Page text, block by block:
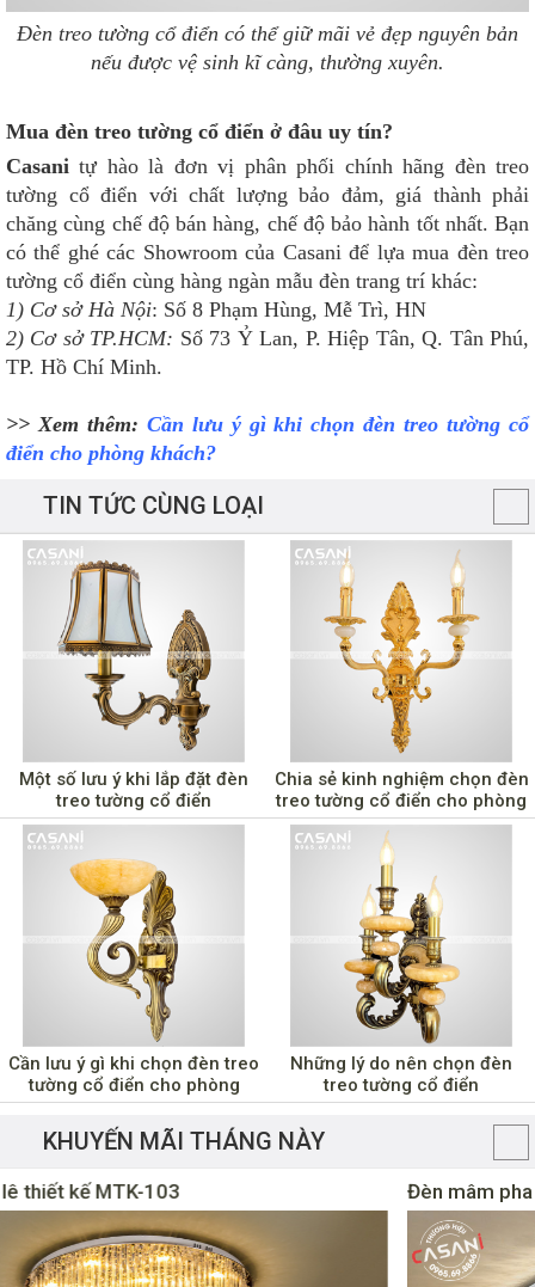
Đèn treo tường cổ điển có thể giữ mãi vẻ đẹp nguyên bản
nếu được vệ sinh kĩ càng, thường xuyên.
Mua đèn treo tường cổ điển ở đâu uy tín?
Casani tự hào là đơn vị phân phối chính hãng đèn treo
tường cổ điển với chất lượng bảo đảm, giá thành phải
chăng cùng chế độ bán hàng, chế độ bảo hành tốt nhất. Bạn
có thể ghé các Showroom của Casani để lựa mua đèn treo
tường cổ điển cùng hàng ngàn mẫu đèn trang trí khác:
1) Cơ sở Hà Nội: Số 8 Phạm Hùng, Mễ Trì, HN
2) Cơ sở TP.HCM: Số 73 Ỷ Lan, P. Hiệp Tân, Q. Tân Phú,
TP. Hồ Chí Minh.
>> Xem thêm: Cần lưu ý gì khi chọn đèn treo tường cổ
điển cho phòng khách?
TIN TỨC CÙNG LOẠI
Một số lưu ý khi lắp đặt đèn
treo tường cổ điển
Chia sẻ kinh nghiệm chọn đèn
treo tường cổ điển cho phòng
ngủ
Cần lưu ý gì khi chọn đèn treo
tường cổ điển cho phòng
khách?
Những lý do nên chọn đèn
treo tường cổ điển
KHUYẾN MÃI THÁNG NÀY
Đèn mâm pha lê áp trần MTK-103V